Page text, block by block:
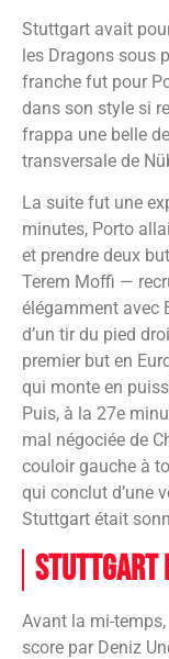
Stuttgart avait
les Dragons sous
franche fut pour
dans son style si
frappa une belle
transversale de
La suite fut une
minutes, Porto
et prendre deux
Terem Moffi —
élégamment avec
d’un tir du pied
premier but en
qui monte en
Puis, à la 27e
mal négociée de
couloir gauche à
qui conclut d’une
Stuttgart était
Stuttgart
Avant la mi-
score par Deniz